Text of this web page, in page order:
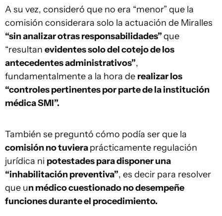
A su vez, consideró que no era “menor” que la
comisión considerara solo la actuación de Miralles
“sin analizar otras responsabilidades”que
“resultan evidentes solo del cotejo de los
antecedentes administrativos”,
fundamentalmente a la hora de realizar los
“controles pertinentes por parte de la institución
médica SMI”.
También se preguntó cómo podía ser que la
comisión no tuvieraprácticamente regulación
jurídica ni potestades para disponer una
“inhabilitación preventiva”, es decir para resolver
que un médico cuestionado no desempeñe
funciones durante el procedimiento.